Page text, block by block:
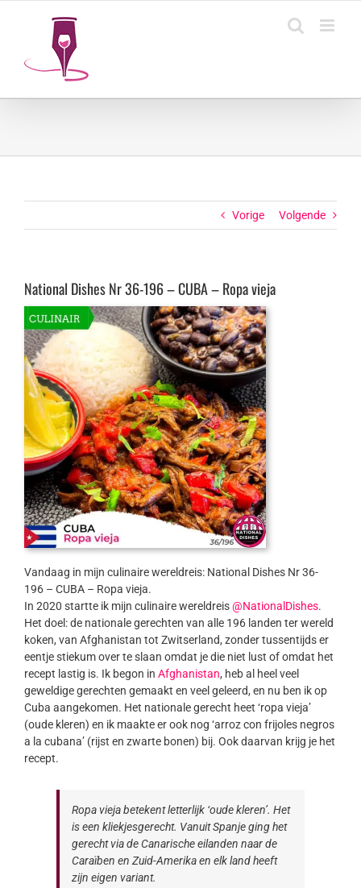
Vorige Volgende
National Dishes Nr 36-196 – CUBA – Ropa vieja
Vandaag in mijn culinaire wereldreis: National Dishes Nr 36-
196 – CUBA – Ropa vieja.
In 2020 startte ik mijn culinaire wereldreis@NationalDishes.
Het doel: de nationale gerechten van alle 196 landen ter wereld
koken, van Afghanistan tot Zwitserland, zonder tussentijds er
eentje stiekum over te slaan omdat je die niet lust of omdat het
recept lastig is. Ik begon in Afghanistan, heb al heel veel
geweldige gerechten gemaakt en veel geleerd, en nu ben ik op
Cuba aangekomen. Het nationale gerecht heet ‘ropa vieja’
(oude kleren) en ik maakte er ook nog ‘arroz con frijoles negros
a la cubana’ (rijst en zwarte bonen) bij. Ook daarvan krijg je het
recept.
Ropa vieja betekent letterlijk ‘oude kleren’. Het
is een kliekjesgerecht. Vanuit Spanje ging het
gerecht via de Canarische eilanden naar de
Caraïben en Zuid-Amerika en elk land heeft
zijn eigen variant.